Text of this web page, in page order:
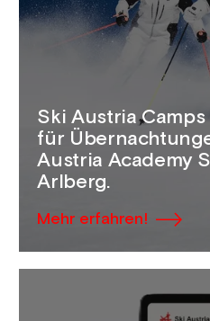
Ski Austria
für
Austria Academy
Arlberg.
Mehr erfahren!